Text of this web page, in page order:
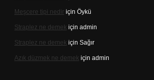
Meşcere tipi nedir için Öykü
Straplez ne demek için admin
Straplez ne demek için Sağır
Azık düzmek ne demek için admin